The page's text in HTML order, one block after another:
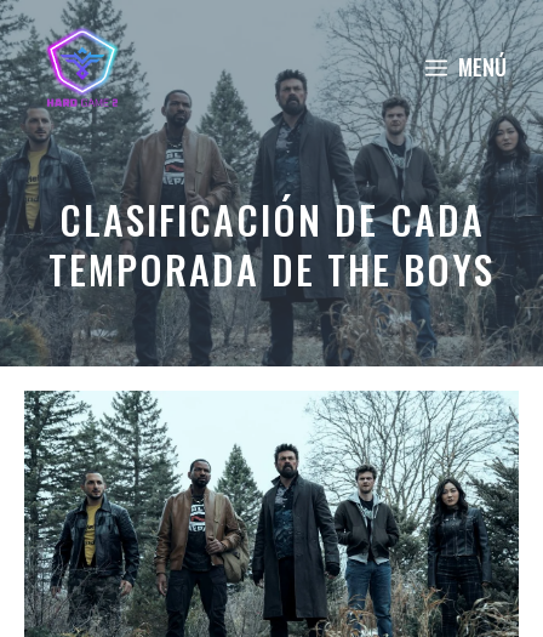
Saltar
al
contenido
MENÚ
CLASIFICACIÓN DE CADA
TEMPORADA DE THE BOYS